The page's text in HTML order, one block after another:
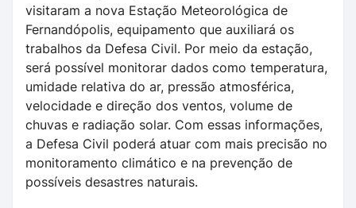
visitaram a nova Estação Meteorológica de
Fernandópolis, equipamento que auxiliará os
trabalhos da Defesa Civil. Por meio da estação,
será possível monitorar dados como temperatura,
umidade relativa do ar, pressão atmosférica,
velocidade e direção dos ventos, volume de
chuvas e radiação solar. Com essas informações,
a Defesa Civil poderá atuar com mais precisão no
monitoramento climático e na prevenção de
possíveis desastres naturais.